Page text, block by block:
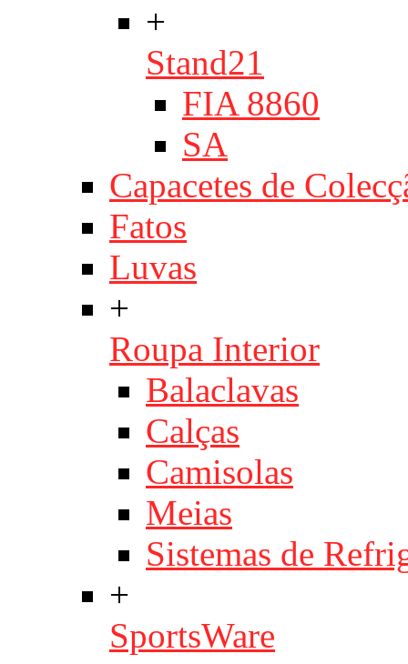
+
Stand21
FIA 8860
SA
Capacetes de
Fatos
Luvas
+
Roupa Interior
Balaclavas
Calças
Camisolas
Meias
Sistemas de
+
SportsWare